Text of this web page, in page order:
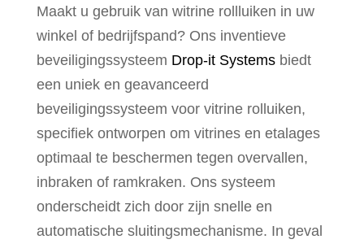
Maakt u gebruik van witrine rollluiken in uw
winkel of bedrijfspand? Ons inventieve
beveiligingssysteem Drop-it Systemsbiedt
een uniek en geavanceerd
beveiligingssysteem voor vitrine rolluiken,
specifiek ontworpen om vitrines en etalages
optimaal te beschermen tegen overvallen,
inbraken of ramkraken. Ons systeem
onderscheidt zich door zijn snelle en
automatische sluitingsmechanisme. In geval